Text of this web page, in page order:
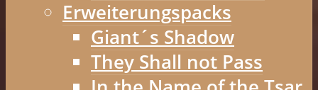
Erweiterungspacks
Giant´s Shadow
They Shall not Pass